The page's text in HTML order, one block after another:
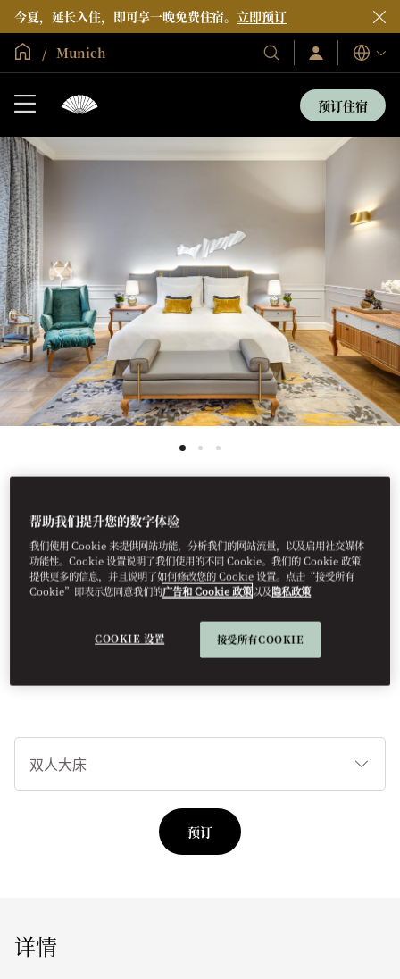
今夏，延长入住，即可享一晚免费住宿。 立即预订
全球首页
Munich
我
们
登
录/
即
加
入
语
言
预订住宿
See All Rooms
行政套房
这些套房拥有宽敞的空间，内设主卧室和邻接的起居室。高雅浴室
配备步入式淋浴和浴缸，并且通向宽大的步入式衣橱。
睡
型
预订
详情
帮助我们提升您的数字体验
我们使用 Cookie 来提供网站功能，分析我们的网站流量，以及启用社交媒体
功能性。Cookie 设置说明了我们使用的不同 Cookie。我们的 Cookie 政策
提供更多的信息，并且说明了如何修改您的 Cookie 设置。点击“接受所有
Cookie”即表示您同意我们的广告和 Cookie 政策以及隐私政策
COOKIE 设置 接受所有COOKIE